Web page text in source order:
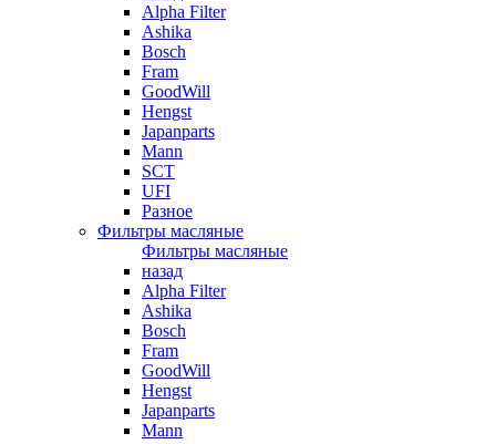
Alpha Filter
Ashika
Bosch
Fram
GoodWill
Hengst
Japanparts
Mann
SCT
UFI
Разное
Фильтры масляные
Фильтры масляные
назад
Alpha Filter
Ashika
Bosch
Fram
GoodWill
Hengst
Japanparts
Mann